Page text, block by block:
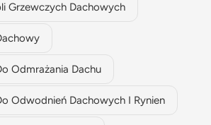
Grzewczych Dachowych
Odmrażania Dachu
Odwodnień Dachowych I Rynien